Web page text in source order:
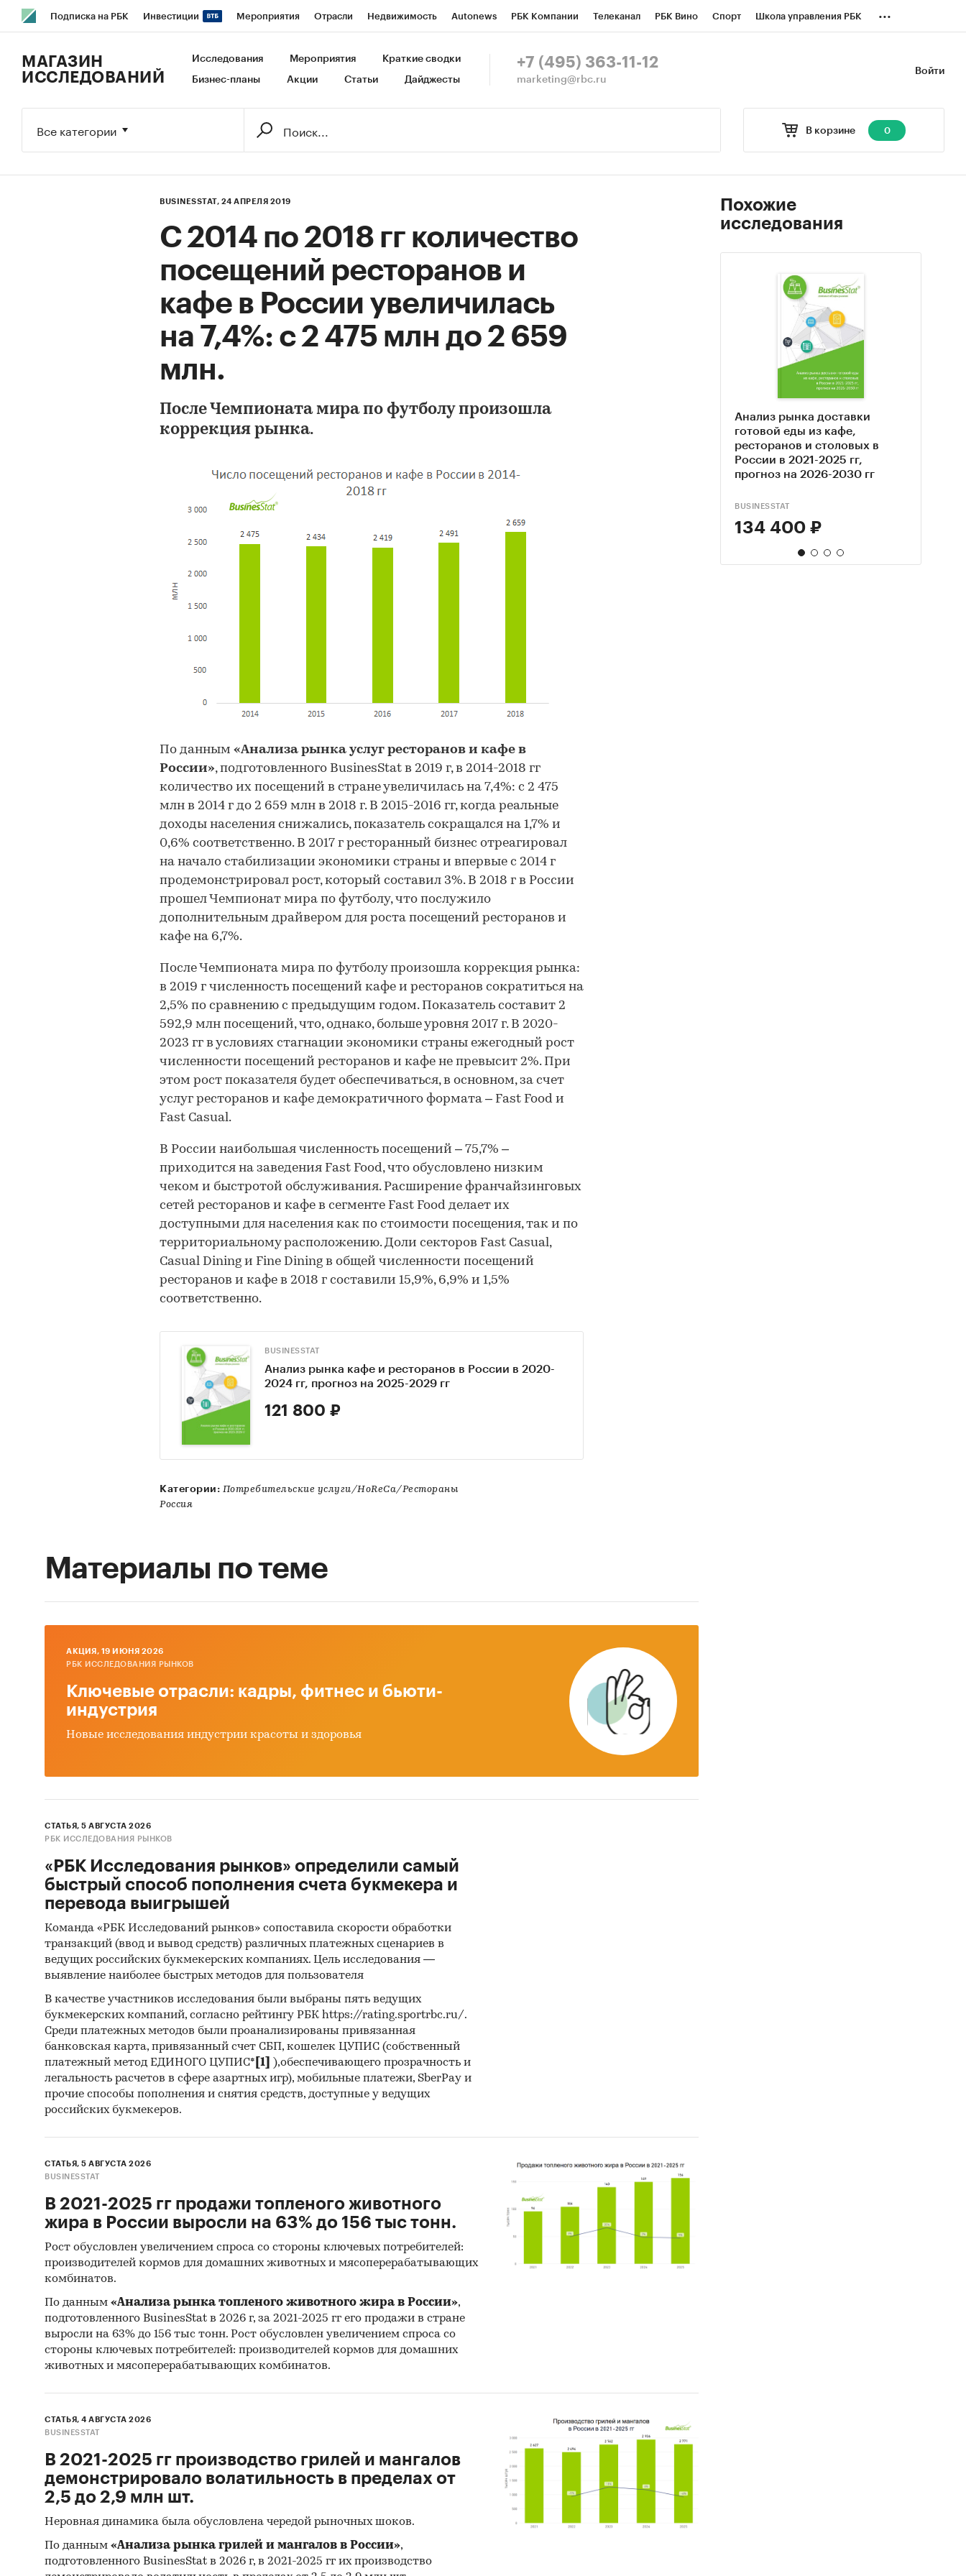
Подписка на РБК Инвестиции Мероприятия Отрасли Недвижимость Autonews РБК Компании Телеканал РБК Вино Спорт Школа управления РБК
Исследования Кредитные рейтинги Франшизы Газета Спецпроекты СПб Конференции СПб Спецпроекты
...
Войти
МАГАЗИН
ИССЛЕДОВАНИЙ
Исследования Мероприятия Краткие сводки
Бизнес-планы Акции Статьи Дайджесты
+7 (495) 363-11-12
marketing@rbc.ru
В корзине 0
Все категории
BUSINESSTAT, 24 АПРЕЛЯ 2019
С 2014 по 2018 гг количество
посещений ресторанов и
кафе в России увеличилась
на 7,4%: с 2 475 млн до 2 659
млн.
После Чемпионата мира по футболу произошла
коррекция рынка.
По данным «Анализа рынка услуг ресторанов и кафе в
России», подготовленного BusinesStat в 2019 г, в 2014-2018 гг
количество их посещений в стране увеличилась на 7,4%: с 2 475
млн в 2014 г до 2 659 млн в 2018 г. В 2015-2016 гг, когда реальные
доходы населения снижались, показатель сокращался на 1,7% и
0,6% соответственно. В 2017 г ресторанный бизнес отреагировал
на начало стабилизации экономики страны и впервые с 2014 г
продемонстрировал рост, который составил 3%. В 2018 г в России
прошел Чемпионат мира по футболу, что послужило
дополнительным драйвером для роста посещений ресторанов и
кафе на 6,7%.
После Чемпионата мира по футболу произошла коррекция рынка:
в 2019 г численность посещений кафе и ресторанов сократиться на
2,5% по сравнению с предыдущим годом. Показатель составит 2
592,9 млн посещений, что, однако, больше уровня 2017 г. В 2020-
2023 гг в условиях стагнации экономики страны ежегодный рост
численности посещений ресторанов и кафе не превысит 2%. При
этом рост показателя будет обеспечиваться, в основном, за счет
услуг ресторанов и кафе демократичного формата – Fast Food и
Fast Casual.
В России наибольшая численность посещений – 75,7% –
приходится на заведения Fast Food, что обусловлено низким
чеком и быстротой обслуживания. Расширение франчайзинговых
сетей ресторанов и кафе в сегменте Fast Food делает их
доступными для населения как по стоимости посещения, так и по
территориальному расположению. Доли секторов Fast Casual,
Casual Dining и Fine Dining в общей численности посещений
ресторанов и кафе в 2018 г составили 15,9%, 6,9% и 1,5%
соответственно.
BUSINESSTAT
Анализ рынка кафе и ресторанов в России в 2020-
2024 гг, прогноз на 2025-2029 гг
121 800 ₽
Категории: Потребительские услуги/HoReCa/Рестораны
Россия
Похожие
исследования
Анализ рынка доставки
готовой еды из кафе,
ресторанов и столовых в
России в 2021-2025 гг,
прогноз на 2026-2030 гг
BUSINESSTAT
134 400 ₽
Материалы по теме
AКЦИЯ, 19 ИЮНЯ 2026
РБК ИССЛЕДОВАНИЯ РЫНКОВ
Ключевые отрасли: кадры, фитнес и бьюти-
индустрия
Новые исследования индустрии красоты и здоровья
СТАТЬЯ, 5 АВГУСТА 2026
РБК ИССЛЕДОВАНИЯ РЫНКОВ
«РБК Исследования рынков» определили самый
быстрый способ пополнения счета букмекера и
перевода выигрышей
Команда «РБК Исследований рынков» сопоставила скорости обработки
транзакций (ввод и вывод средств) различных платежных сценариев в
ведущих российских букмекерских компаниях. Цель исследования —
выявление наиболее быстрых методов для пользователя
В качестве участников исследования были выбраны пять ведущих
букмекерских компаний, согласно рейтингу РБК https://rating.sportrbc.ru/.
Среди платежных методов были проанализированы привязанная
банковская карта, привязанный счет СБП, кошелек ЦУПИС (собственный
платежный метод ЕДИНОГО ЦУПИС* [1]
),обеспечивающего прозрачность и
легальность расчетов в сфере азартных игр), мобильные платежи, SberPay и
прочие способы пополнения и снятия средств, доступные у ведущих
российских букмекеров.
СТАТЬЯ, 5 АВГУСТА 2026
BUSINESSTAT
В 2021-2025 гг продажи топленого животного
жира в России выросли на 63% до 156 тыс тонн.
Рост обусловлен увеличением спроса со стороны ключевых потребителей:
производителей кормов для домашних животных и мясоперерабатывающих
комбинатов.
По данным «Анализа рынка топленого животного жира в России»,
подготовленного BusinesStat в 2026 г, за 2021-2025 гг его продажи в стране
выросли на 63% до 156 тыс тонн. Рост обусловлен увеличением спроса со
стороны ключевых потребителей: производителей кормов для домашних
животных и мясоперерабатывающих комбинатов.
СТАТЬЯ, 4 АВГУСТА 2026
BUSINESSTAT
В 2021-2025 гг производство грилей и мангалов
демонстрировало волатильность в пределах от
2,5 до 2,9 млн шт.
Неровная динамика была обусловлена чередой рыночных шоков.
По данным «Анализа рынка грилей и мангалов в России»,
подготовленного BusinesStat в 2026 г, в 2021-2025 гг их производство